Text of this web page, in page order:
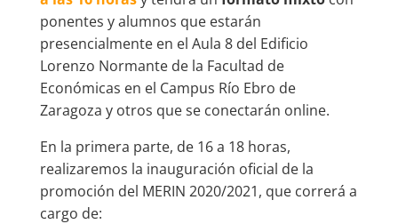
ponentes y alumnos que estarán
presencialmente en el Aula 8 del Edificio
Lorenzo Normante de la Facultad de
Económicas en el Campus Río Ebro de
Zaragoza y otros que se conectarán online.
En la primera parte, de 16 a 18 horas,
realizaremos la inauguración oficial de la
promoción del MERIN 2020/2021, que correrá a
cargo de: